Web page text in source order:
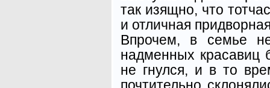
так изящно, что
и отличная
Впрочем, в семье
надменных красавиц
не гнулся, и в то